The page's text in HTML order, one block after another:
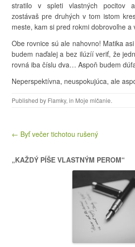
stratilo v spleti vlastných pocitov
zostávaš pre druhých v tom istom
meste, kam si pred rokmi dobrovoľne a
Obe rovnice sú ale nahovno! Matika
budem naďalej a bez ilúzíí veriť, že
rovná iba číslu dva… Aspoň budem
Neperspektívna, neuspokujúca, ale
Published by Flamky, in Moje mlčanie.
Post navigation
← Byť večer tichotou rušený
„KAŽDÝ PÍŠE VLASTNÝM PEROM“